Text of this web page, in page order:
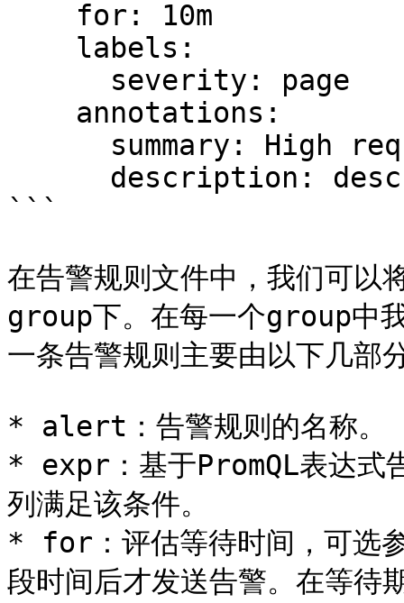
```
在告警规则文件中，我们可以
group下。在每一个group中
一条告警规则主要由以下几部
* alert：告警规则的名称。
* expr：基于PromQL表达式
列满足该条件。
* for：评估等待时间，可选
段时间后才发送告警。在等